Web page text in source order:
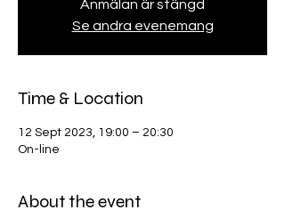
Anmälan är stängd
Se andra evenemang
Time & Location
12 Sept 2023, 19:00 – 20:30
On-line
About the event